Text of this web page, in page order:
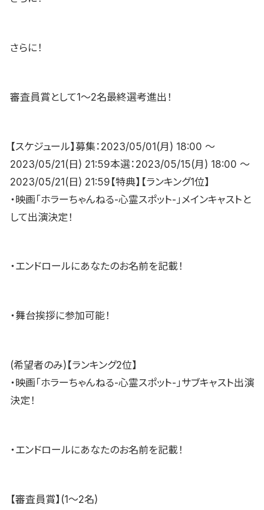
さらに！
審査員賞として1〜2名最終選考進出！
【スケジュール】募集：2023/05/01(月) 18:00 〜
2023/05/21(日) 21:59本選：2023/05/15(月) 18:00 〜
2023/05/21(日) 21:59【特典】【ランキング1位】
・映画「ホラーちゃんねる-心霊スポット-」メインキャストと
して出演決定！
・エンドロールにあなたのお名前を記載！
・舞台挨拶に参加可能！
(希望者のみ)【ランキング2位】
・映画「ホラーちゃんねる-心霊スポット-」サブキャスト出演
決定！
・エンドロールにあなたのお名前を記載！
【審査員賞】(1〜2名)